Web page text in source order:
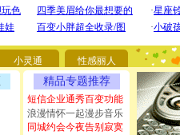
小灵通 性感丽人
精品专题推荐
短信企业通秀百变功能
浪漫情怀一起漫步音乐
同城约会今夜告别寂寞
要平安
[圣诞节]
能正大
天都要快
[圣诞节]
如意,快
[元旦]看
断电。爱
你是我专
[元旦]如